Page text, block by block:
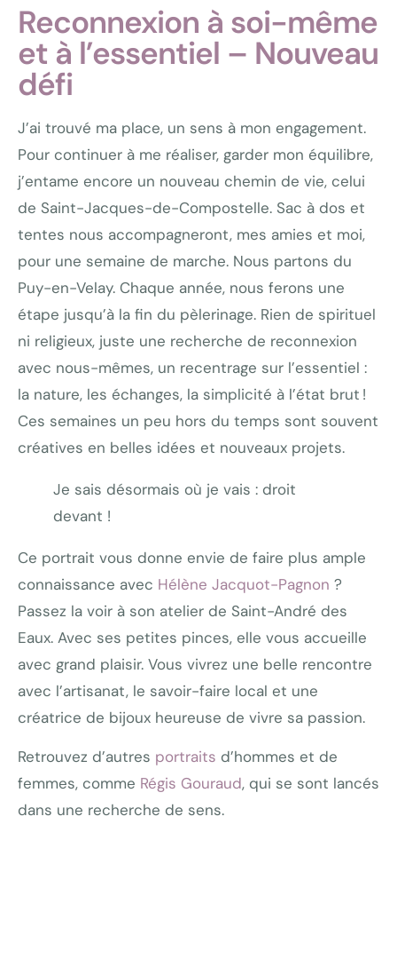
Reconnexion à soi-même
et à l’essentiel – Nouveau
défi
J’ai trouvé ma place, un sens à mon engagement.
Pour continuer à me réaliser, garder mon équilibre,
j’entame encore un nouveau chemin de vie, celui
de Saint-Jacques-de-Compostelle. Sac à dos et
tentes nous accompagneront, mes amies et moi,
pour une semaine de marche. Nous partons du
Puy-en-Velay. Chaque année, nous ferons une
étape jusqu’à la fin du pèlerinage. Rien de spirituel
ni religieux, juste une recherche de reconnexion
avec nous-mêmes, un recentrage sur l’essentiel :
la nature, les échanges, la simplicité à l’état brut !
Ces semaines un peu hors du temps sont souvent
créatives en belles idées et nouveaux projets.
Je sais désormais où je vais : droit
devant !
Ce portrait vous donne envie de faire plus ample
connaissance avec Hélène Jacquot-Pagnon ?
Passez la voir à son atelier de Saint-André des
Eaux. Avec ses petites pinces, elle vous accueille
avec grand plaisir. Vous vivrez une belle rencontre
avec l’artisanat, le savoir-faire local et une
créatrice de bijoux heureuse de vivre sa passion.
Retrouvez d’autres portraits d’hommes et de
femmes, comme Régis Gouraud, qui se sont lancés
dans une recherche de sens.